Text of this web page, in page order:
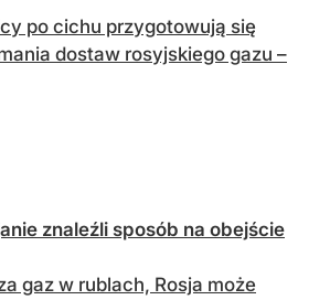
po cichu przygotowują się
dostaw rosyjskiego gazu –
znaleźli sposób na obejście
gaz w rublach, Rosja może